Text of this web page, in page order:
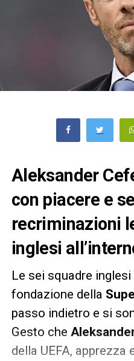
Aleksander
con piacere e
recriminazioni
inglesi
Le sei squadre
fondazione della
passo indietro e si
Gesto che
della UEFA, apprezza